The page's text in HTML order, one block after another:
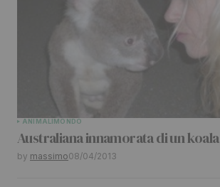
ANIMALIMONDO
Australiana innamorata di un koala
by massimo08/04/2013